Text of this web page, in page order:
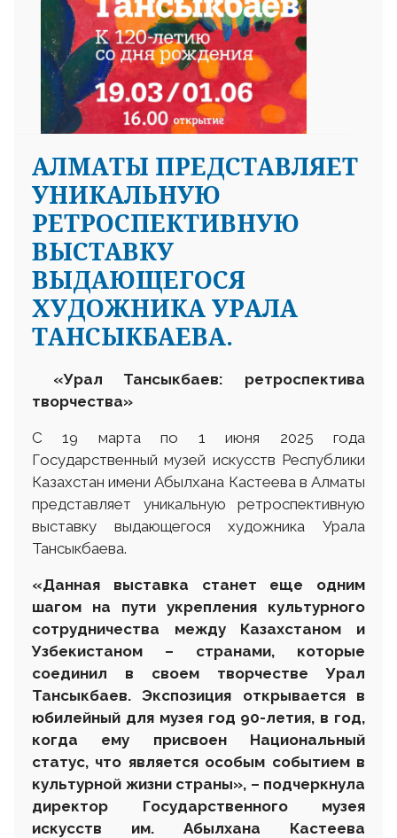
АЛМАТЫ ПРЕДСТАВЛЯЕТ
УНИКАЛЬНУЮ
РЕТРОСПЕКТИВНУЮ
ВЫСТАВКУ
ВЫДАЮЩЕГОСЯ
ХУДОЖНИКА УРАЛА
ТАНСЫКБАЕВА.
«Урал Тансыкбаев: ретроспектива
творчества»
С 19 марта по 1 июня 2025 года
Государственный музей искусств Республики
Казахстан имени Абылхана Кастеева в Алматы
представляет уникальную ретроспективную
выставку выдающегося художника Урала
Тансыкбаева.
«Данная выставка станет еще одним
шагом на пути укрепления культурного
сотрудничества между Казахстаном и
Узбекистаном – странами, которые
соединил в своем творчестве Урал
Тансыкбаев. Экспозиция открывается в
юбилейный для музея год 90-летия, в год,
когда ему присвоен Национальный
статус, что является особым событием в
культурной жизни страны», – подчеркнула
директор Государственного музея
искусств им. Абылхана Кастеева